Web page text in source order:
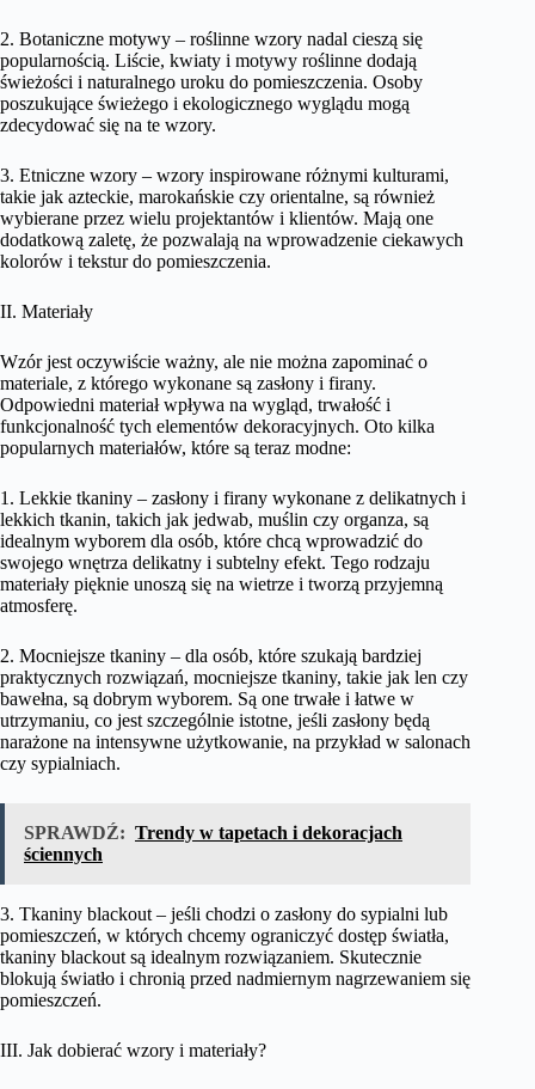
2. Botaniczne motywy – roślinne wzory nadal cieszą się
popularnością. Liście, kwiaty i motywy roślinne dodają
świeżości i naturalnego uroku do pomieszczenia. Osoby
poszukujące świeżego i ekologicznego wyglądu mogą
zdecydować się na te wzory.
3. Etniczne wzory – wzory inspirowane różnymi kulturami,
takie jak azteckie, marokańskie czy orientalne, są również
wybierane przez wielu projektantów i klientów. Mają one
dodatkową zaletę, że pozwalają na wprowadzenie ciekawych
kolorów i tekstur do pomieszczenia.
II. Materiały
Wzór jest oczywiście ważny, ale nie można zapominać o
materiale, z którego wykonane są zasłony i firany.
Odpowiedni materiał wpływa na wygląd, trwałość i
funkcjonalność tych elementów dekoracyjnych. Oto kilka
popularnych materiałów, które są teraz modne:
1. Lekkie tkaniny – zasłony i firany wykonane z delikatnych i
lekkich tkanin, takich jak jedwab, muślin czy organza, są
idealnym wyborem dla osób, które chcą wprowadzić do
swojego wnętrza delikatny i subtelny efekt. Tego rodzaju
materiały pięknie unoszą się na wietrze i tworzą przyjemną
atmosferę.
2. Mocniejsze tkaniny – dla osób, które szukają bardziej
praktycznych rozwiązań, mocniejsze tkaniny, takie jak len czy
bawełna, są dobrym wyborem. Są one trwałe i łatwe w
utrzymaniu, co jest szczególnie istotne, jeśli zasłony będą
narażone na intensywne użytkowanie, na przykład w salonach
czy sypialniach.
SPRAWDŹ: Trendy w tapetach i dekoracjach
ściennych
3. Tkaniny blackout – jeśli chodzi o zasłony do sypialni lub
pomieszczeń, w których chcemy ograniczyć dostęp światła,
tkaniny blackout są idealnym rozwiązaniem. Skutecznie
blokują światło i chronią przed nadmiernym nagrzewaniem się
pomieszczeń.
III. Jak dobierać wzory i materiały?